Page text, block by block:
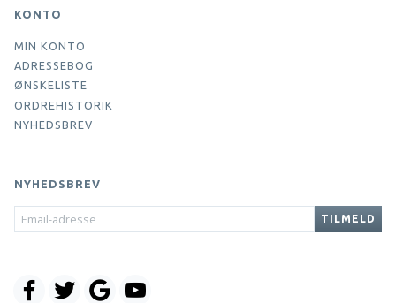
KONTO
MIN KONTO
ADRESSEBOG
ØNSKELISTE
ORDREHISTORIK
NYHEDSBREV
NYHEDSBREV
EMAIL-
ADRESSE
TILMELD